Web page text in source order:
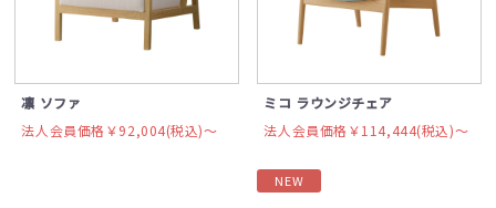
凛 ソファ
法人会員価格￥92,004(税込)〜
ミコ ラウンジチェア
法人会員価格￥114,444(税込)〜
NEW